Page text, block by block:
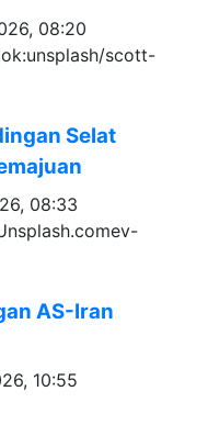
08:20
Selat
08:33
AS-Iran
10:55